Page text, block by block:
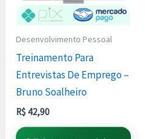
Desenvolvimento Pessoal
Treinamento Para
Entrevistas De Emprego –
Bruno Soalheiro
R$ 42,90